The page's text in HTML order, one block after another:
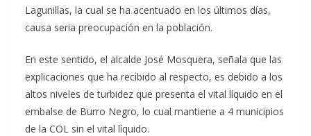
Lagunillas, la cual se ha acentuado en los últimos días,
causa seria preocupación en la población.
En este sentido, el alcalde José Mosquera, señala que las
explicaciones que ha recibido al respecto, es debido a los
altos niveles de turbidez que presenta el vital líquido en el
embalse de Burro Negro, lo cual mantiene a 4 municipios
de la COL sin el vital líquido.